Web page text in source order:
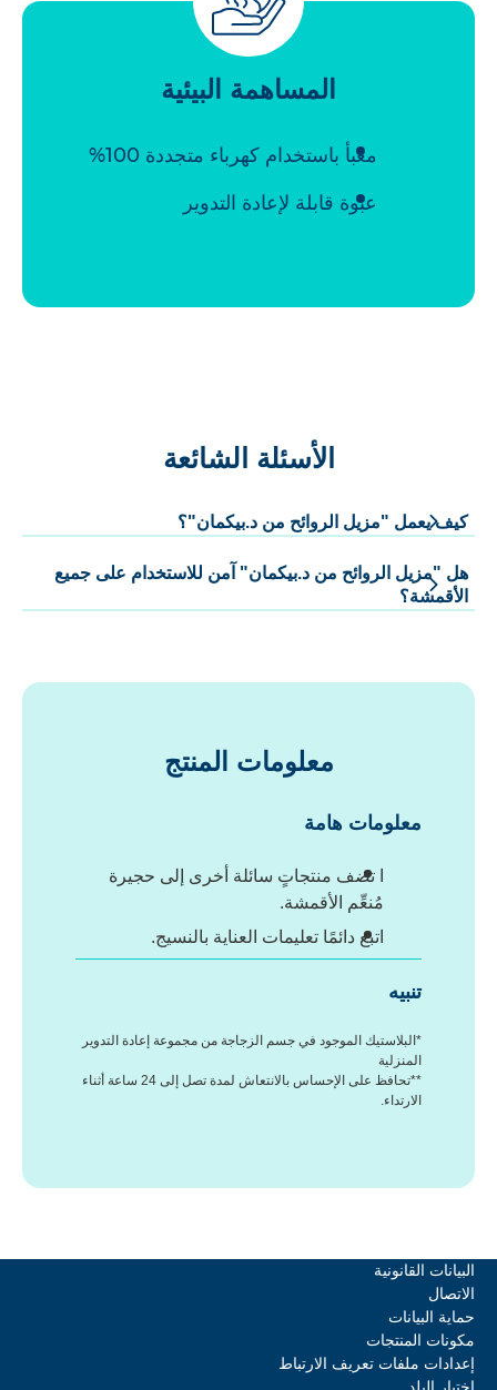
المساهمة البيئية
معبأ باستخدام كهرباء متجددة 100%
عبوة قابلة لإعادة التدوير
الأسئلة الشائعة
كيف يعمل "مزيل الروائح من د.بيكمان"؟
هل "مزيل الروائح من د.بيكمان" آمن للاستخدام على جميع
الأقمشة؟
معلومات المنتج
معلومات هامة
ا تضف منتجاتٍ سائلة أخرى إلى حجيرة
مُنعِّم الأقمشة.
اتبع دائمًا تعليمات العناية بالنسيج.
تنبيه
*البلاستيك الموجود في جسم الزجاجة من مجموعة إعادة التدوير
المنزلية
**تحافظ على الإحساس بالانتعاش لمدة تصل إلى 24 ساعة أثناء
الارتداء.
البيانات القانونية
الاتصال
حماية البيانات
مكونات المنتجات
إعدادات ملفات تعريف الارتباط